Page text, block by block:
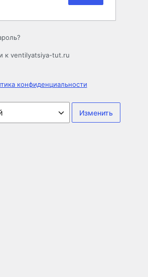
к ventilyatsiya-tut.ru
конфиденциальности